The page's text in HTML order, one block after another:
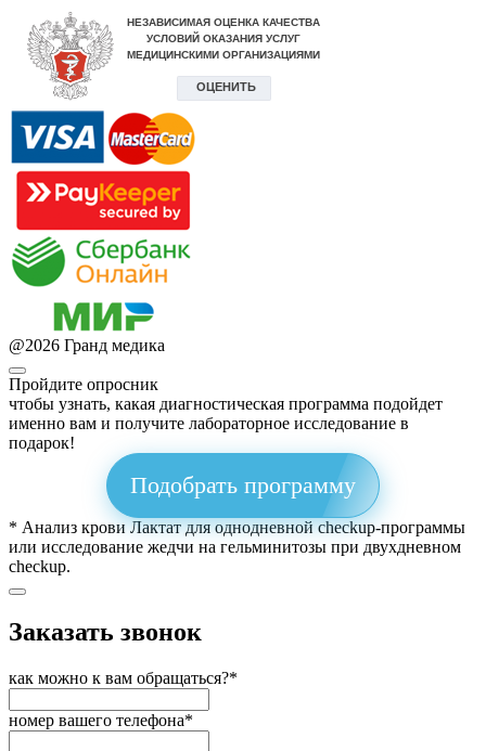
@2026 Гранд медика
Пройдите опросник
чтобы узнать, какая диагностическая программа подойдет
именно вам и получите лабораторное исследование в
подарок!
Подобрать программу
* Анализ крови Лактат для однодневной checkup-программы
или исследование жедчи на гельминитозы при двухдневном
checkup.
Заказать звонок
как можно к вам обращаться?*
номер вашего телефона*